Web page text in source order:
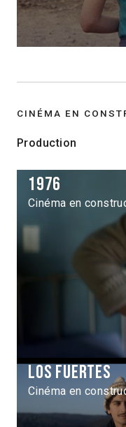
CINÉMA EN
Production
1976
Cinéma en
Los Fuertes
Cinéma en